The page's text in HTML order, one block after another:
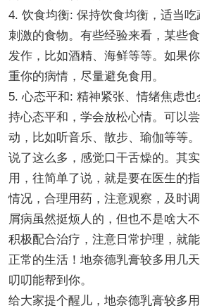
4. 饮食均衡: 保持饮食均衡，适当
刺激的食物。有些经验来看，某些
发作，比如酒精、海鲜等等。如果
重你的病情，尽量避免食用。
5. 心态平和: 精神紧张、情绪焦虑
持心态平和，学会放松心情。可以
动，比如听音乐、散步、瑜伽等等。
说了这么多，感觉口干舌燥的。其
用，往简单了说，就是要在医生的
情况，合理用药，注意观察，及时
屑病虽然挺烦人的，但也不是啥大
积极配合治疗，注意日常护理，就
正常的生活！地奈德乳膏较多用几
叨叨能帮到你。
给大家提个醒儿，地奈德乳膏较多